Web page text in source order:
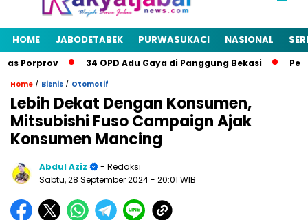
HOME JABODETABEK PURWASUKACI NASIONAL
Porprov 34 OPD Adu Gaya di Panggung Bekasi
Home / Bisnis / Otomotif
Lebih Dekat Dengan Konsumen,
Mitsubishi Fuso Campaign Ajak
Konsumen Mancing
Abdul Aziz
- Redaksi
Sabtu, 28 September 2024- 20:01 WIB